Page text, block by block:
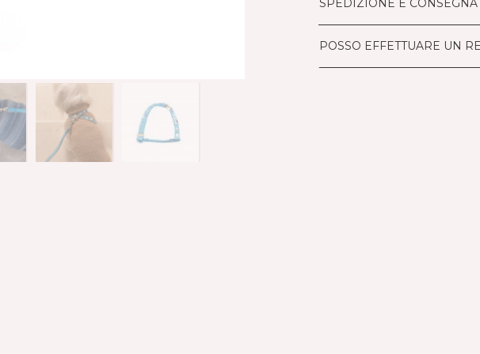
SPEDIZIONE E CONSEGNA
POSSO EFFETTUARE UN